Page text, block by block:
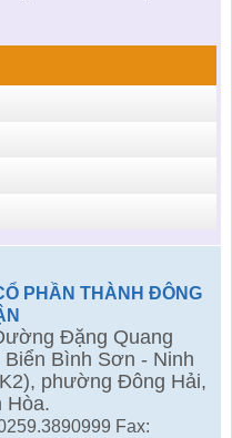
PHẦN THÀNH ĐÔNG
Đặng Quang
Bình Sơn - Ninh
phường Đông Hải,
Hòa.
Fax: